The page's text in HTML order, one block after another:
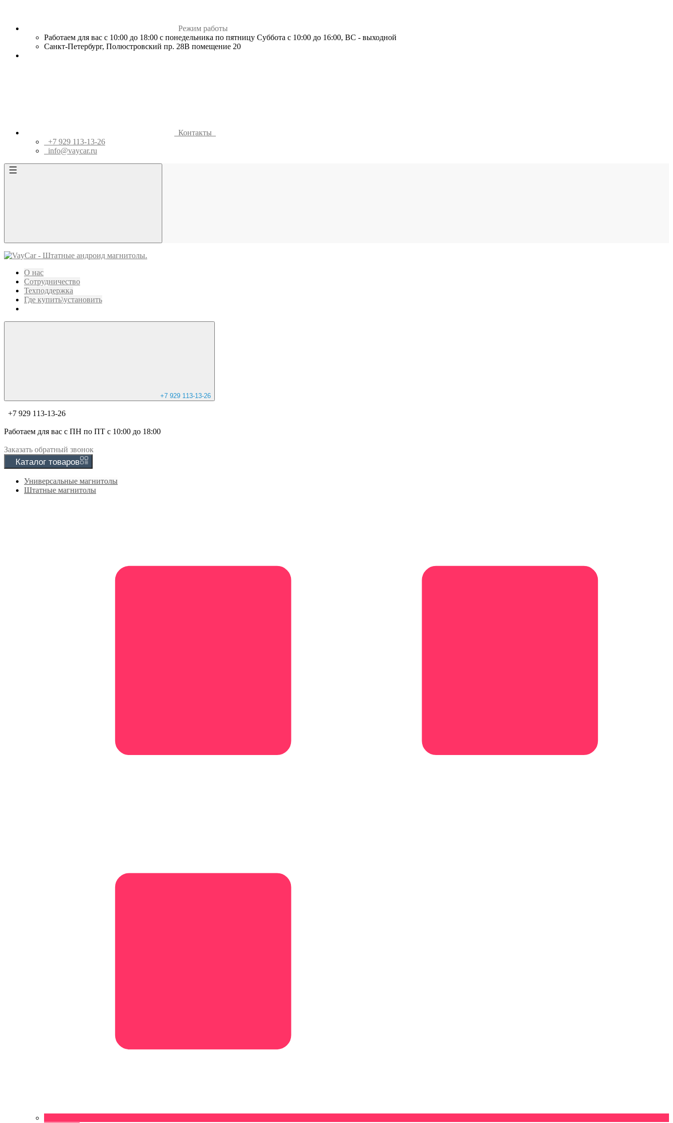
Режим работы
Работаем для вас с 10:00 до 18:00 с понедельника по пятницу Суббота с 10:00 до 16:00, ВС - выходной
Санкт-Петербург, Полюстровский пр. 28В помещение 20
Контакты
+7 929 113-13-26
info@vaycar.ru
О нас
Сотрудничество
Техподдержка
Где купить\установить
+7 929 113-13-26
+7 929 113-13-26
Работаем для вас с ПН по ПТ с 10:00 до 18:00
Заказать обратный звонок
Каталог товаров
Универсальные магнитолы
Штатные магнитолы